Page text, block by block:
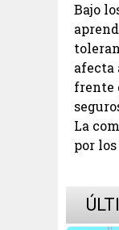
Bajo
afecta
frente
La
por